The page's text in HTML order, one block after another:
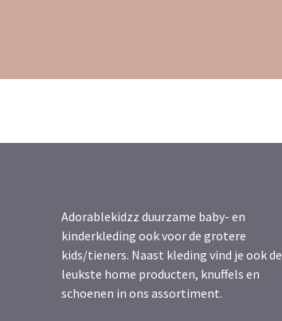
Adorablekidzz duurzame baby- en
kinderkleding ook voor de grotere
kids/tieners. Naast kleding vind je ook de
leukste home producten, knuffels en
schoenen in ons assortiment.